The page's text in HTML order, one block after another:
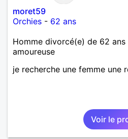
moret59
Orchies - 62 ans
Homme divorcé(e) de 62
amoureuse
je recherche une femme une
Voir le